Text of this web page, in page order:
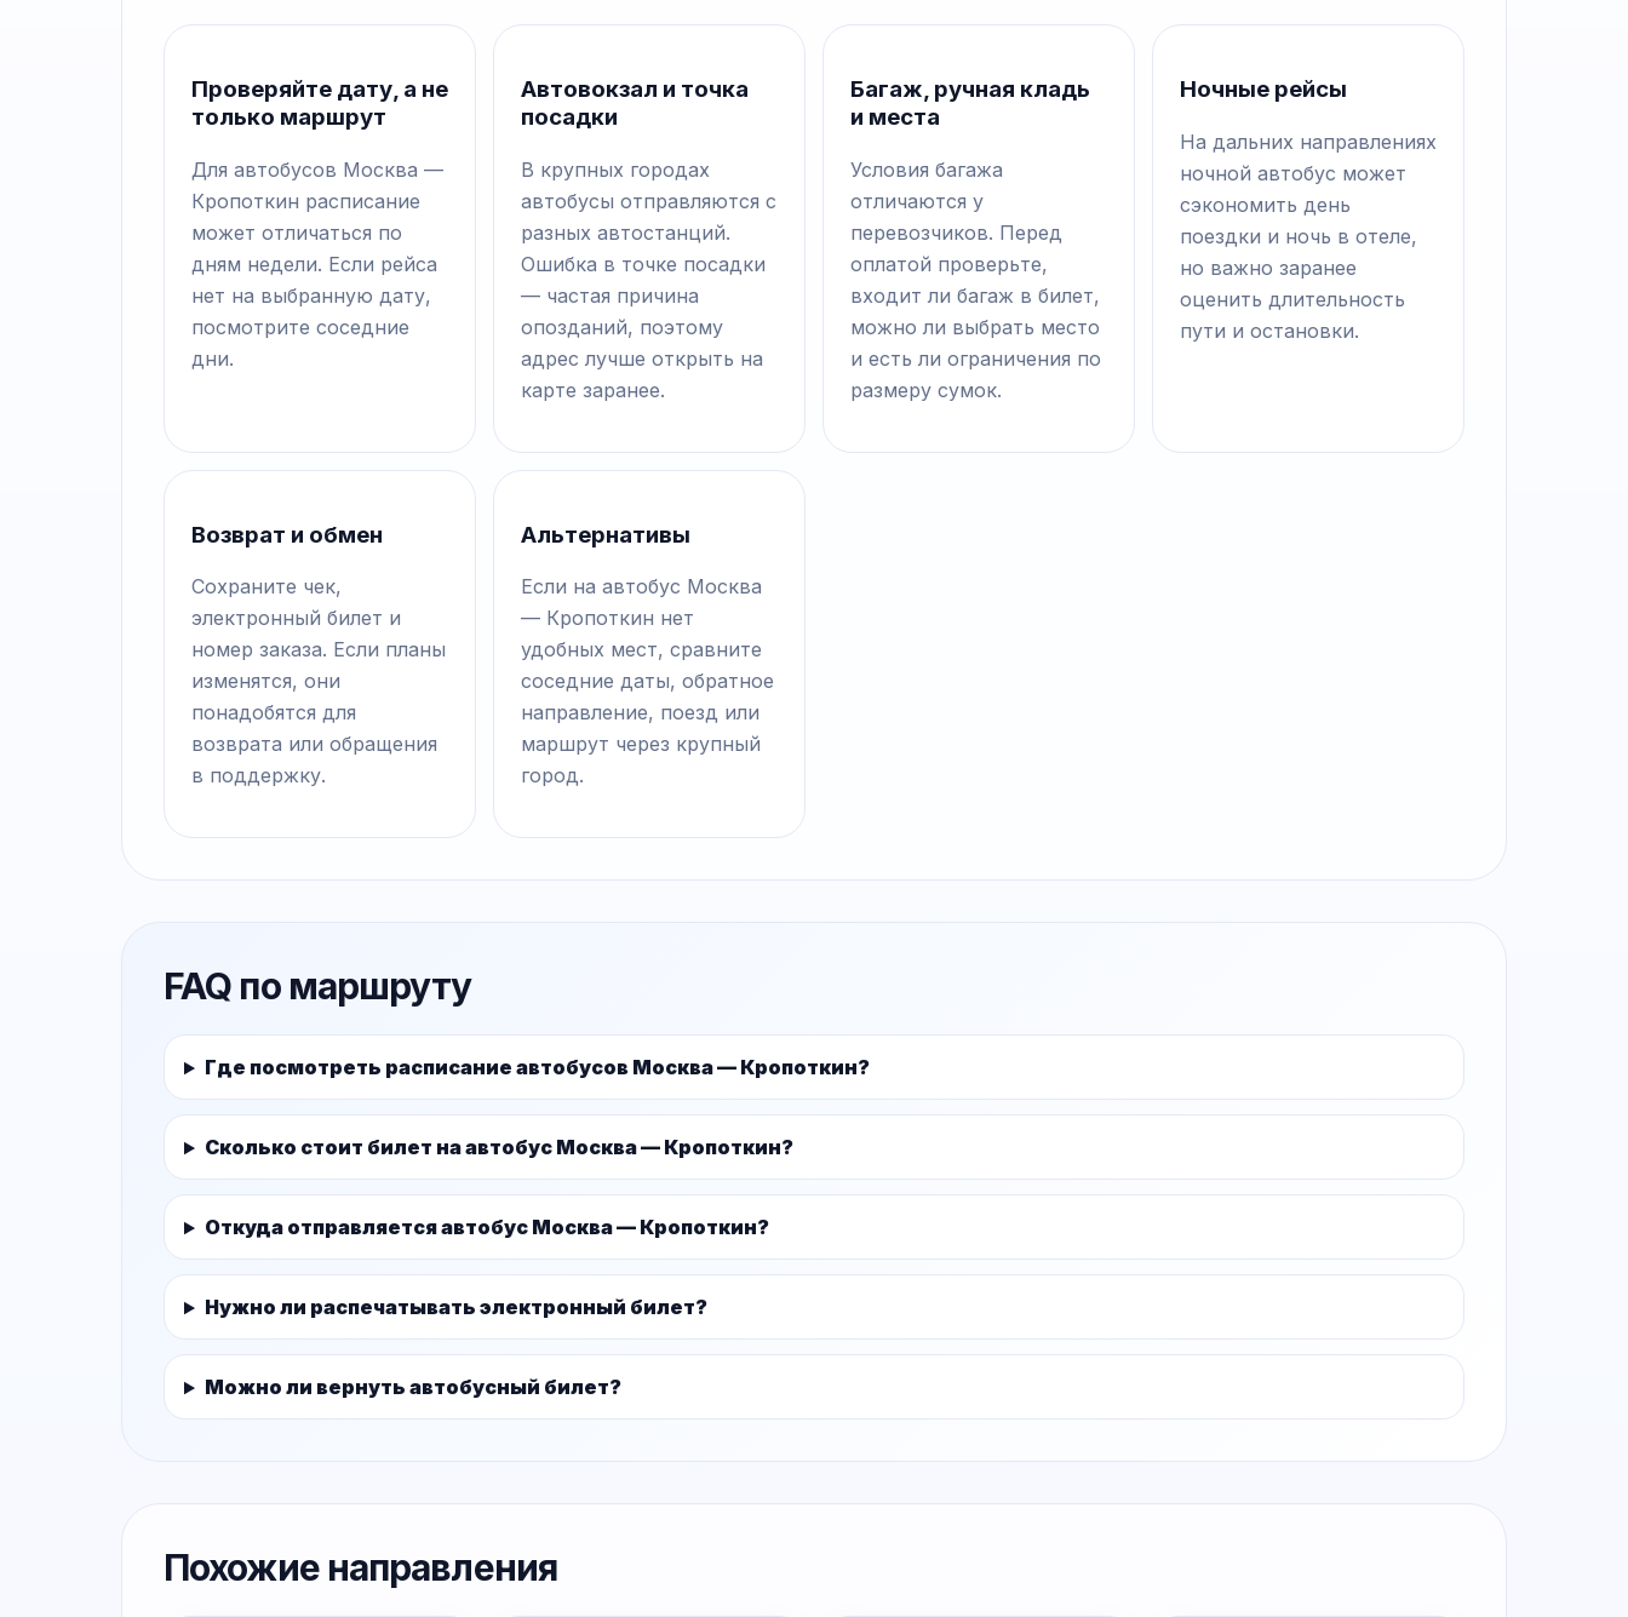
Проверяйте дату, а не
только маршрут
Для автобусов Москва —
Кропоткин расписание
может отличаться по
дням недели. Если рейса
нет на выбранную дату,
посмотрите соседние
дни.
Автовокзал и точка
посадки
В крупных городах
автобусы отправляются с
разных автостанций.
Ошибка в точке посадки
— частая причина
опозданий, поэтому
адрес лучше открыть на
карте заранее.
Багаж, ручная кладь
и места
Условия багажа
отличаются у
перевозчиков. Перед
оплатой проверьте,
входит ли багаж в билет,
можно ли выбрать место
и есть ли ограничения по
размеру сумок.
Ночные рейсы
На дальних направлениях
ночной автобус может
сэкономить день
поездки и ночь в отеле,
но важно заранее
оценить длительность
пути и остановки.
Возврат и обмен
Сохраните чек,
электронный билет и
номер заказа. Если планы
изменятся, они
понадобятся для
возврата или обращения
в поддержку.
Альтернативы
Если на автобус Москва
— Кропоткин нет
удобных мест, сравните
соседние даты, обратное
направление, поезд или
маршрут через крупный
город.
FAQ по маршруту
Где посмотреть расписание автобусов Москва — Кропоткин?
Сколько стоит билет на автобус Москва — Кропоткин?
Откуда отправляется автобус Москва — Кропоткин?
Нужно ли распечатывать электронный билет?
Можно ли вернуть автобусный билет?
Похожие направления